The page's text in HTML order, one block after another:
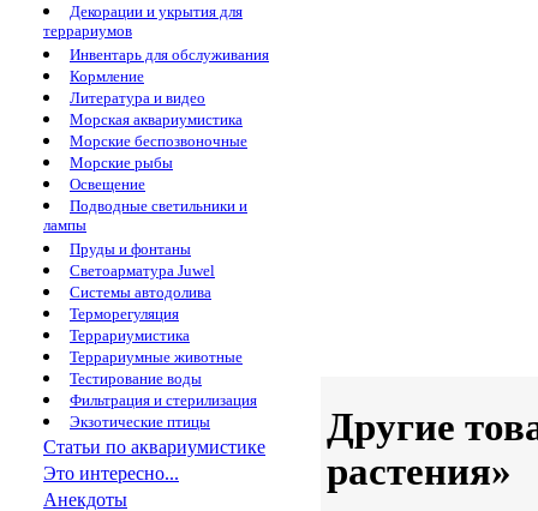
Декорации и укрытия для
террариумов
Инвентарь для обслуживания
Кормление
Литература и видео
Морская аквариумистика
Морские беспозвоночные
Морские рыбы
Освещение
Подводные светильники и
лампы
Пруды и фонтаны
Светоарматура Juwel
Системы автодолива
Терморегуляция
Террариумистика
Террариумные животные
Тестирование воды
Фильтрация и стерилизация
Экзотические птицы
Статьи по аквариумистике
Это интересно...
Анекдоты
Другие
растения»